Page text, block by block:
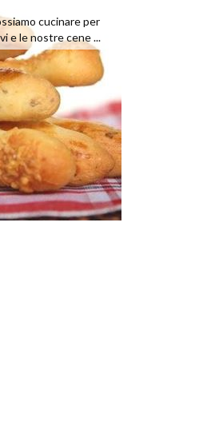
cucinare per
e le nostre cene ...